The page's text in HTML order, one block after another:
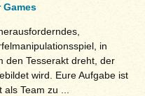
Games
in
den Tesserakt dreht, der
wird. Eure Aufgabe ist
Team zu ...